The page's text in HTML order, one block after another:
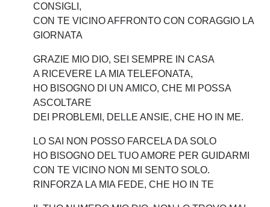
CONSIGLI,
CON TE VICINO AFFRONTO CON CORAGGIO LA
GIORNATA
GRAZIE MIO DIO, SEI SEMPRE IN CASA
A RICEVERE LA MIA TELEFONATA,
HO BISOGNO DI UN AMICO, CHE MI POSSA
ASCOLTARE
DEI PROBLEMI, DELLE ANSIE, CHE HO IN ME.
LO SAI NON POSSO FARCELA DA SOLO
HO BISOGNO DEL TUO AMORE PER GUIDARMI
CON TE VICINO NON MI SENTO SOLO.
RINFORZA LA MIA FEDE, CHE HO IN TE